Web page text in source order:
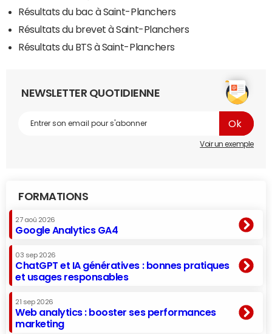
Résultats du bac à Saint-Planchers
Résultats du brevet à Saint-Planchers
Résultats du BTS à Saint-Planchers
NEWSLETTER QUOTIDIENNE
Voir un exemple
FORMATIONS
27 aoû 2026
Google Analytics GA4
03 sep 2026
ChatGPT et IA génératives : bonnes pratiques
et usages responsables
21 sep 2026
Web analytics : booster ses performances
marketing